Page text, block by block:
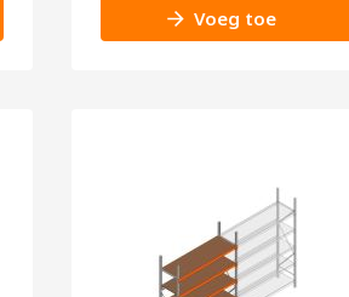
Voeg toe